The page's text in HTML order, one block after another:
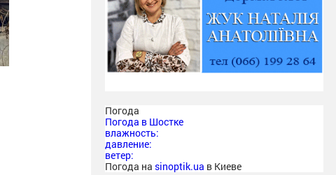
Погода
Погода в Шостке
влажность:
давление:
ветер:
Погода на sinoptik.ua в Киеве